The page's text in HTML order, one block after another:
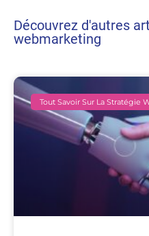
Découvrez d'autres
webmarketing
Tout Savoir Sur La Stratégie